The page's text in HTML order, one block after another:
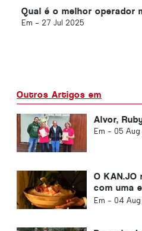
Qual é o melhor operador
Em - 27 Jul 2025
Outros Artigos em
Alvor,
Em - 05
O
com uma
Em - 04